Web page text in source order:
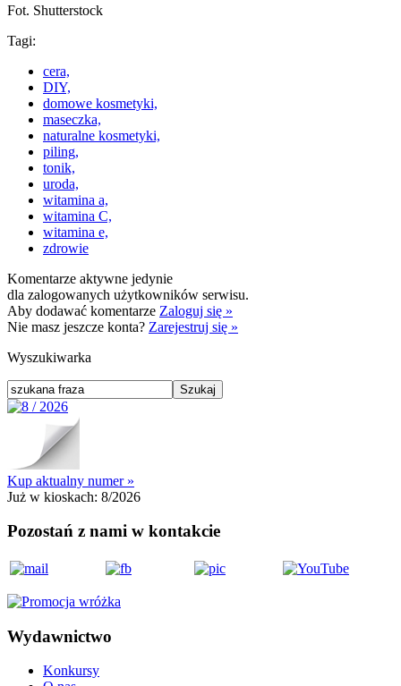
Fot. Shutterstock
Tagi:
cera,
DIY,
domowe kosmetyki,
maseczka,
naturalne kosmetyki,
piling,
tonik,
uroda,
witamina a,
witamina C,
witamina e,
zdrowie
Komentarze aktywne jedynie
dla zalogowanych użytkowników serwisu.
Aby dodawać komentarze Zaloguj się »
Nie masz jeszcze konta? Zarejestruj się »
Wyszukiwarka
Kup aktualny numer »
Już w kioskach: 8/2026
Pozostań z nami w kontakcie
Wydawnictwo
Konkursy